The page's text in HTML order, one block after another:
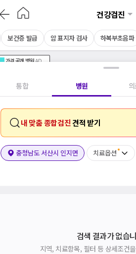
건강검진
보건증 발급 암 표지자 검사 하복부초음파
가격공개 병원AD
통합 병원
내 맞춤 종합검진 견적 받기
충청남도 서산시 인지면 치료옵션
검색 결과가 없습
지역, 치료항목, 필터 등 상세조건